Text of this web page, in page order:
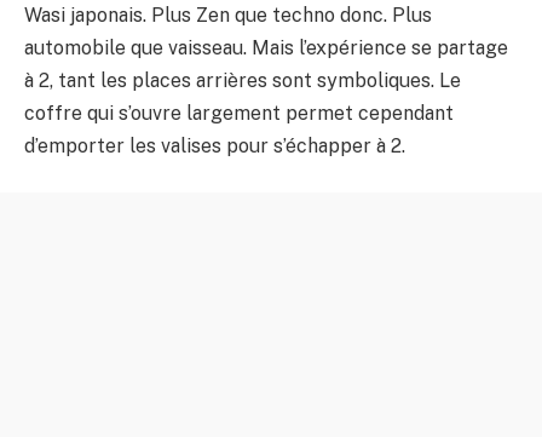
Wasi japonais. Plus Zen que techno donc. Plus
automobile que vaisseau. Mais l’expérience se partage
à 2, tant les places arrières sont symboliques. Le
coffre qui s’ouvre largement permet cependant
d’emporter les valises pour s’échapper à 2.